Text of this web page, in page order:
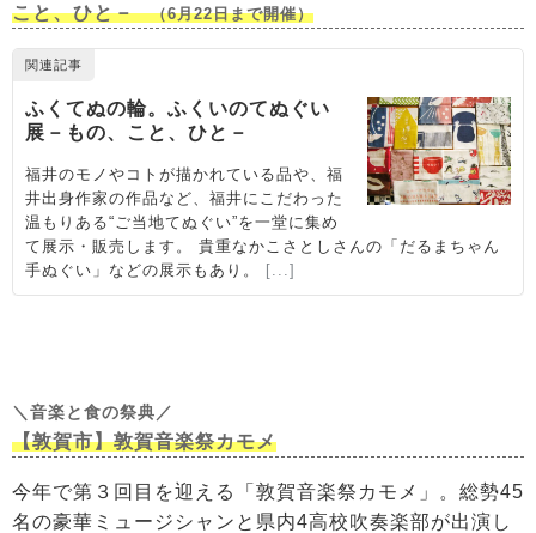
こと、ひと－（6月22日まで開催）
＼音楽と食の祭典／
【敦賀市】敦賀音楽祭カモメ
今年で第３回目を迎える「敦賀音楽祭カモメ」。総勢45
名の豪華ミュージシャンと県内4高校吹奏楽部が出演し